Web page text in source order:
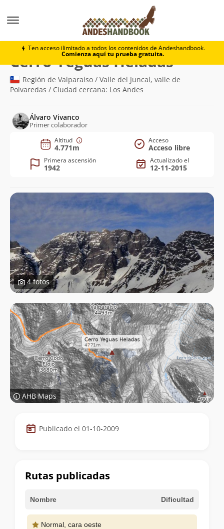
Ten acceso ilimitado a todos los contenidos de Andeshandbook.
Comienza aquí tu prueba gratuita.
Cerro Yeguas Heladas
Cerro Yeguas Heladas
Región de Valparaíso / Valle del Juncal, valle de
Polvaredas / Ciudad cercana: Los Andes
Álvaro Vivanco
Primer colaborador
Altitud
4.771m
Acceso
Acceso libre
Primera ascensión
1942
Actualizado el
12-11-2015
4 fotos
AHB Maps
Datos
de
cumbre
Publicado el 01-10-2009
Rutas publicadas
Nombre Dificultad
Normal, cara oeste